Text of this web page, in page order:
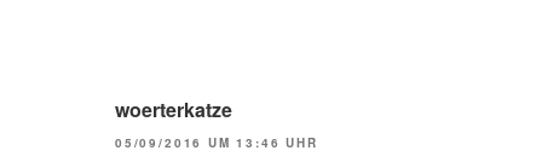
woerterkatze
05/09/2016 UM 13:46 UHR